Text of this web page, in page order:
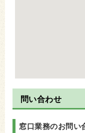
問い合わせ
窓口業務のお問い